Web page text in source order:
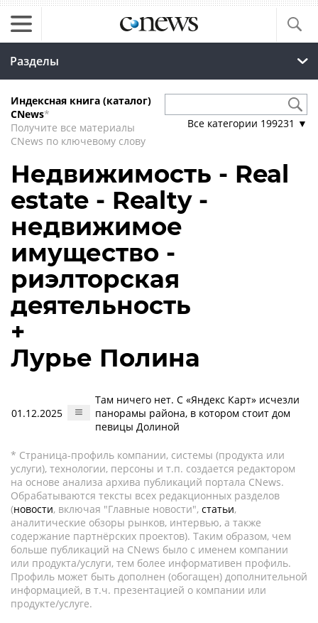
Разделы
Индексная книга (каталог)
CNews*
Получите все материалы
CNews по ключевому слову
Все категории 199231 ▼
Недвижимость - Real
estate - Realty -
недвижимое
имущество -
риэлторская
деятельность
+
Лурье Полина
01.12.2025
Там ничего нет. С «Яндекс Карт» исчезли
панорамы района, в котором стоит дом
певицы Долиной
* Страница-профиль компании, системы (продукта или
услуги), технологии, персоны и т.п. создается редактором
на основе анализа архива публикаций портала CNews.
Обрабатываются тексты всех редакционных разделов
(новости, включая "Главные новости", статьи,
аналитические обзоры рынков, интервью, а также
содержание партнёрских проектов). Таким образом, чем
больше публикаций на CNews было с именем компании
или продукта/услуги, тем более информативен профиль.
Профиль может быть дополнен (обогащен) дополнительной
информацией, в т.ч. презентацией о компании или
продукте/услуге.